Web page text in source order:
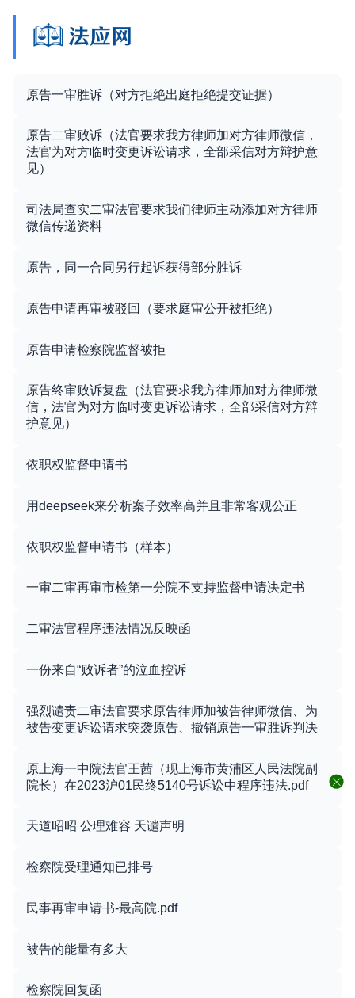
原告一审胜诉（对方拒绝出庭拒绝提交证据）
原告二审败诉（法官要求我方律师加对方律师微信，
法官为对方临时变更诉讼请求，全部采信对方辩护意
见）
司法局查实二审法官要求我们律师主动添加对方律师
微信传递资料
原告，同一合同另行起诉获得部分胜诉
原告申请再审被驳回（要求庭审公开被拒绝）
原告申请检察院监督被拒
原告终审败诉复盘（法官要求我方律师加对方律师微
信，法官为对方临时变更诉讼请求，全部采信对方辩
护意见）
依职权监督申请书
用deepseek来分析案子效率高并且非常客观公正
依职权监督申请书（样本）
一审二审再审市检第一分院不支持监督申请决定书
二审法官程序违法情况反映函
一份来自“败诉者”的泣血控诉
强烈谴责二审法官要求原告律师加被告律师微信、为
被告变更诉讼请求突袭原告、撤销原告一审胜诉判决
原上海一中院法官王茜（现上海市黄浦区人民法院副
院长）在2023沪01民终5140号诉讼中程序违法.pdf
天道昭昭 公理难容 天谴声明
检察院受理通知已排号
民事再审申请书-最高院.pdf
被告的能量有多大
检察院回复函